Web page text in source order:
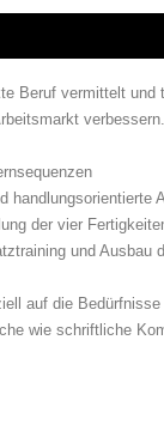
Beruf vermittelt
verbessern.
handlungsorientierte
der vier
und Ausbau
auf die
wie schriftliche